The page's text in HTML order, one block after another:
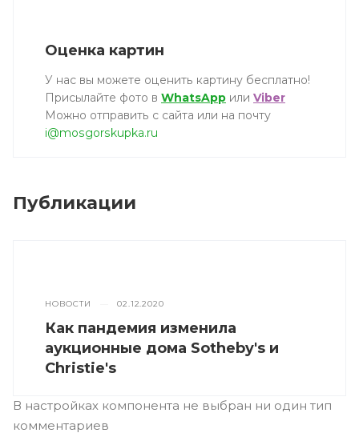
Оценка картин
У нас вы можете оценить картину бесплатно!
Присылайте фото в WhatsApp или Viber
Можно отправить с сайта или на почту
i@mosgorskupka.ru
Публикации
НОВОСТИ 02.12.2020
Как пандемия изменила
аукционные дома Sotheby's и
Christie's
В настройках компонента не выбран ни один тип
комментариев